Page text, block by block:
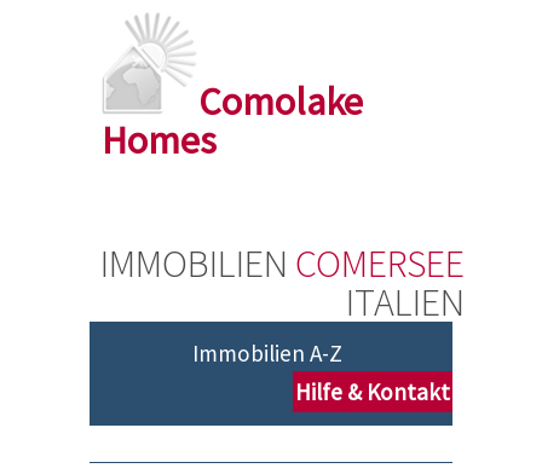
Comolake
Homes
IMMOBILIEN COMERSEE
ITALIEN
Immobilien A-Z
Hilfe & Kontakt